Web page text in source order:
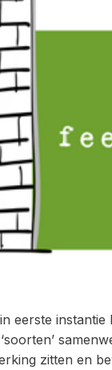
eerste
zitten en